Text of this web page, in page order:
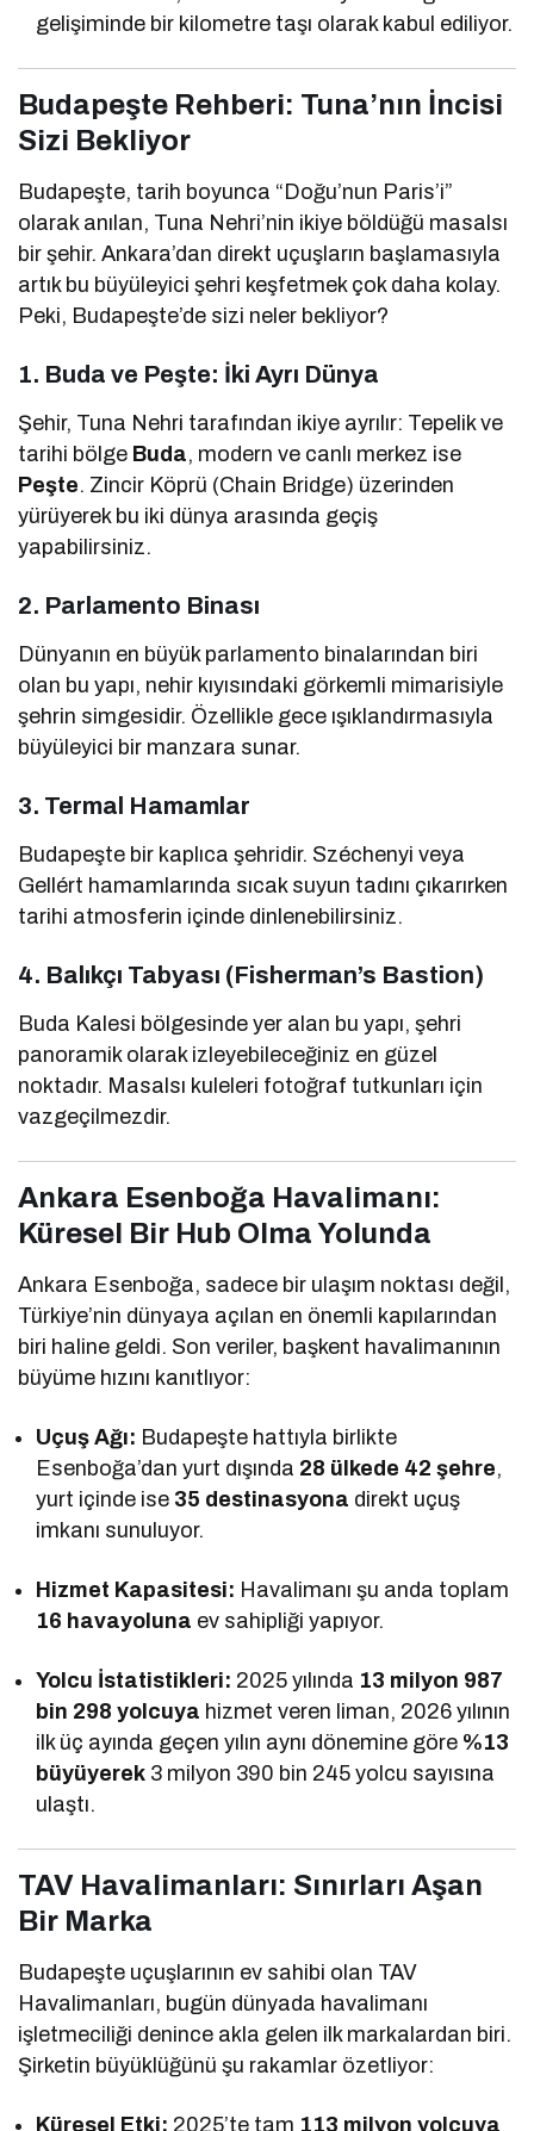
gelişiminde bir kilometre taşı olarak kabul ediliyor.
Budapeşte Rehberi: Tuna’nın İncisi
Sizi Bekliyor
Budapeşte, tarih boyunca “Doğu’nun Paris’i”
olarak anılan, Tuna Nehri’nin ikiye böldüğü masalsı
bir şehir. Ankara’dan direkt uçuşların başlamasıyla
artık bu büyüleyici şehri keşfetmek çok daha kolay.
Peki, Budapeşte’de sizi neler bekliyor?
1. Buda ve Peşte: İki Ayrı Dünya
Şehir, Tuna Nehri tarafından ikiye ayrılır: Tepelik ve
tarihi bölge Buda, modern ve canlı merkez ise
Peşte. Zincir Köprü (Chain Bridge) üzerinden
yürüyerek bu iki dünya arasında geçiş
yapabilirsiniz.
2. Parlamento Binası
Dünyanın en büyük parlamento binalarından biri
olan bu yapı, nehir kıyısındaki görkemli mimarisiyle
şehrin simgesidir. Özellikle gece ışıklandırmasıyla
büyüleyici bir manzara sunar.
3. Termal Hamamlar
Budapeşte bir kaplıca şehridir. Széchenyi veya
Gellért hamamlarında sıcak suyun tadını çıkarırken
tarihi atmosferin içinde dinlenebilirsiniz.
4. Balıkçı Tabyası (Fisherman’s Bastion)
Buda Kalesi bölgesinde yer alan bu yapı, şehri
panoramik olarak izleyebileceğiniz en güzel
noktadır. Masalsı kuleleri fotoğraf tutkunları için
vazgeçilmezdir.
Ankara Esenboğa Havalimanı:
Küresel Bir Hub Olma Yolunda
Ankara Esenboğa, sadece bir ulaşım noktası değil,
Türkiye’nin dünyaya açılan en önemli kapılarından
biri haline geldi. Son veriler, başkent havalimanının
büyüme hızını kanıtlıyor:
Uçuş Ağı: Budapeşte hattıyla birlikte
Esenboğa’dan yurt dışında 28 ülkede 42 şehre,
yurt içinde ise 35 destinasyona direkt uçuş
imkanı sunuluyor.
Hizmet Kapasitesi: Havalimanı şu anda toplam
16 havayoluna ev sahipliği yapıyor.
Yolcu İstatistikleri: 2025 yılında 13 milyon 987
bin 298 yolcuya hizmet veren liman, 2026 yılının
ilk üç ayında geçen yılın aynı dönemine göre %13
büyüyerek 3 milyon 390 bin 245 yolcu sayısına
ulaştı.
TAV Havalimanları: Sınırları Aşan
Bir Marka
Budapeşte uçuşlarının ev sahibi olan TAV
Havalimanları, bugün dünyada havalimanı
işletmeciliği denince akla gelen ilk markalardan biri.
Şirketin büyüklüğünü şu rakamlar özetliyor:
Küresel Etki: 2025’te tam 113 milyon yolcuya